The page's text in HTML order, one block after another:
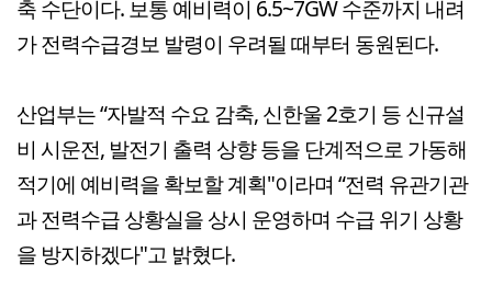
축 수단이다. 보통 예비력이 6.5~7GW 수준까지 내려
가 전력수급경보 발령이 우려될 때부터 동원된다.
산업부는 “자발적 수요 감축, 신한울 2호기 등 신규설
비 시운전, 발전기 출력 상향 등을 단계적으로 가동해
적기에 예비력을 확보할 계획"이라며 “전력 유관기관
과 전력수급 상황실을 상시 운영하며 수급 위기 상황
을 방지하겠다"고 밝혔다.